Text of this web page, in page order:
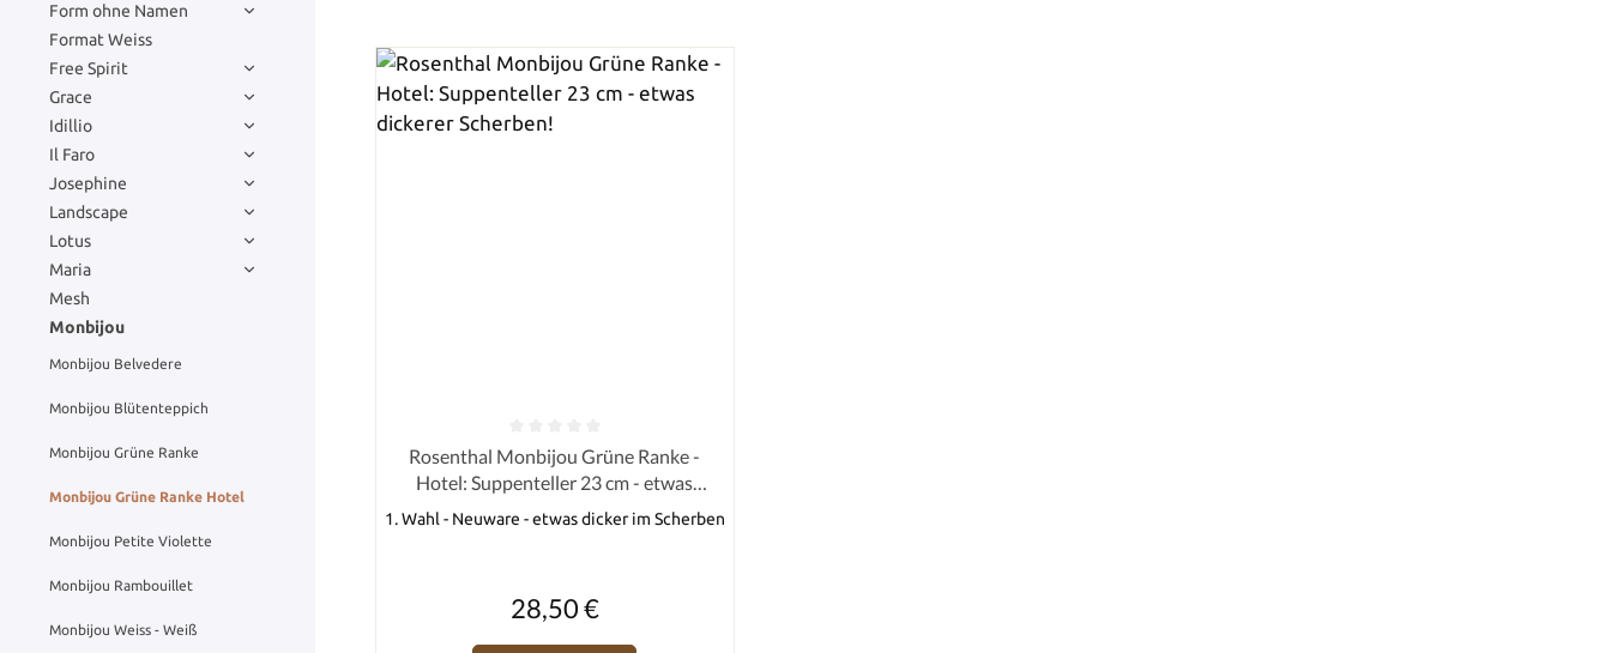
Form ohne Namen
Format Weiss
Free Spirit
Grace
Idillio
Il Faro
Josephine
Landscape
Lotus
Maria
Mesh
Monbijou
Monbijou Belvedere
Monbijou Blütenteppich
Monbijou Grüne Ranke
Monbijou Grüne Ranke Hotel
Monbijou Petite Violette
Monbijou Rambouillet
Monbijou Weiss - Weiß
Durchschnittliche Bewertung von 0 von 5 Sternen
Rosenthal Monbijou Grüne Ranke -
Hotel: Suppenteller 23 cm - etwas
dickerer Scherben!
1. Wahl - Neuware - etwas dicker im Scherben
28,50 €